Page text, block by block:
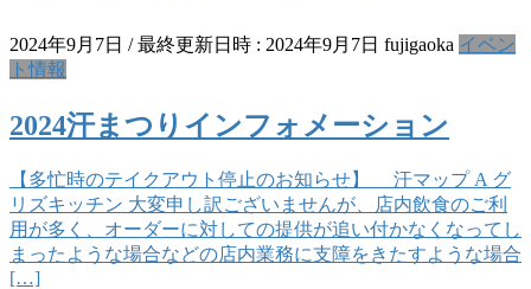
2024年9月7日 / 最終更新日時 : 2024年9月7日 fujigaoka イベン
ト情報
2024汗まつりインフォメーション
【多忙時のテイクアウト停止のお知らせ】 汗マップ A グ
リズキッチン 大変申し訳ございませんが、店内飲食のご利
用が多く、オーダーに対しての提供が追い付かなくなってし
まったような場合などの店内業務に支障をきたすような場合
[…]